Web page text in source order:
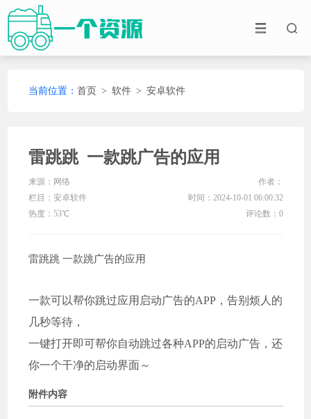
当前位置： 首页 > 软件> 安卓软件
雷跳跳 一款跳广告的应用
来源：网络
作者：
栏目： 安卓软件
时间：2024-10-01 06:00:32
热度：53℃
评论数：0
雷跳跳 一款跳广告的应用
一款可以帮你跳过应用启动广告的APP，告别烦人的
几秒等待，
一键打开即可帮你自动跳过各种APP的启动广告，还
你一个干净的启动界面～
附件内容